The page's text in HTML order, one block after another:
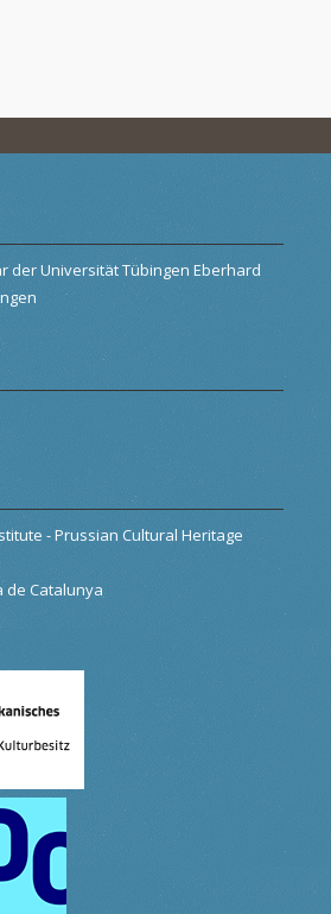
der Universität Tübingen Eberhard
- Prussian Cultural Heritage
de Catalunya